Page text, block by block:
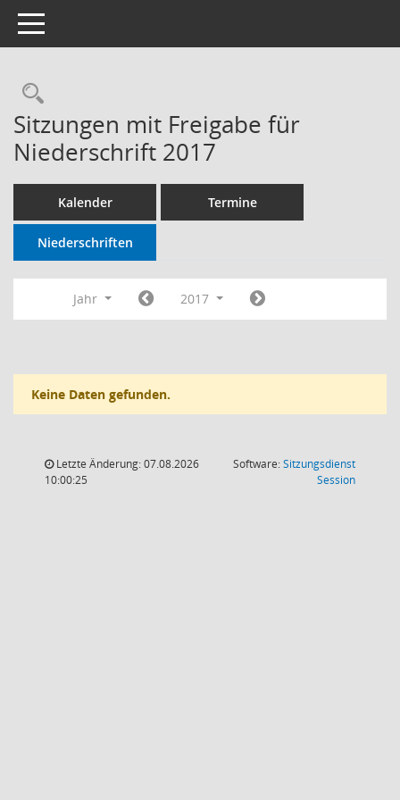
Toggle navigation
Sitzungen mit Freigabe für
Niederschrift 2017
Kalender Termine
Niederschriften
Jahr 2017
Keine Daten gefunden.
Letzte Änderung: 07.08.2026
10:00:25
Software:Sitzungsdienst
Session(Wird in